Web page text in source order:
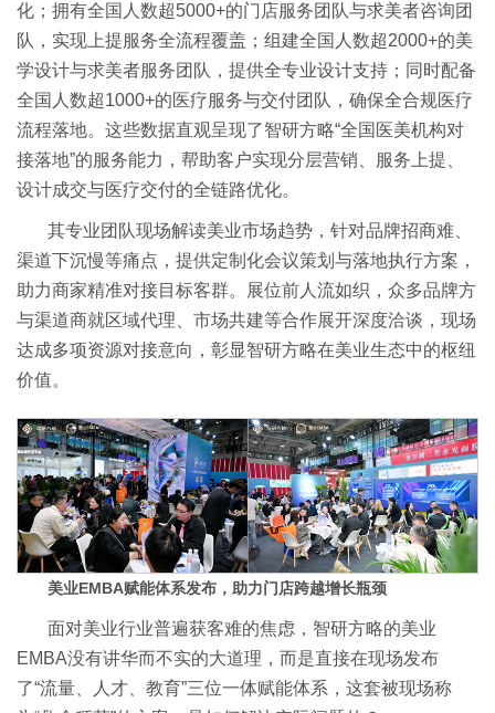
化；拥有全国人数超5000+的门店服务团队与求美者咨询团
队，实现上提服务全流程覆盖；组建全国人数超2000+的美
学设计与求美者服务团队，提供全专业设计支持；同时配备
全国人数超1000+的医疗服务与交付团队，确保全合规医疗
流程落地。这些数据直观呈现了智研方略“全国医美机构对
接落地”的服务能力，帮助客户实现分层营销、服务上提、
设计成交与医疗交付的全链路优化。
其专业团队现场解读美业市场趋势，针对品牌招商难、
渠道下沉慢等痛点，提供定制化会议策划与落地执行方案，
助力商家精准对接目标客群。展位前人流如织，众多品牌方
与渠道商就区域代理、市场共建等合作展开深度洽谈，现场
达成多项资源对接意向，彰显智研方略在美业生态中的枢纽
价值。
美业EMBA赋能体系发布，助力门店跨越增长瓶颈
面对美业行业普遍获客难的焦虑，智研方略的美业
EMBA没有讲华而不实的大道理，而是直接在现场发布
了“流量、人才、教育”三位一体赋能体系，这套被现场称